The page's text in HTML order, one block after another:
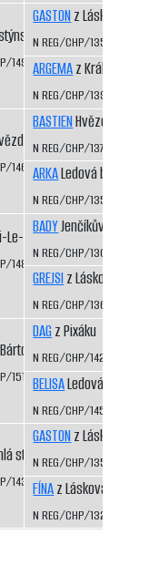
trailu
1498/09/12
Vysočiny
1461/07/10
Le-Grej
1486/08/10
háje
1515/09/11
stopa
1435/07/09
GASTONz Láskova
N REG/CHP/1354/04/06
ARGEMAz Království
N REG/CHP/1394/06/
BASTIENHvězda
N REG/CHP/1375/05/07
ARKALedová bouře
N REG/CHP/1352/04/06
BADYJenčíkův les
N REG/CHP/1308/03/
GREJSIz Láskova
N REG/CHP/1360/04/
DAGz Pixáku
N REG/CHP/1425/07/09
BELISALedová bouře
N REG/CHP/1453/07/09
GASTONz Láskova
N REG/CHP/1354/04/06
FÍNAz Láskova
N REG/CHP/1325/03/